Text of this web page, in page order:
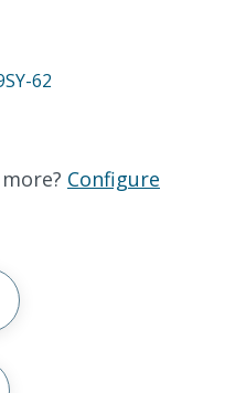
62
Configure